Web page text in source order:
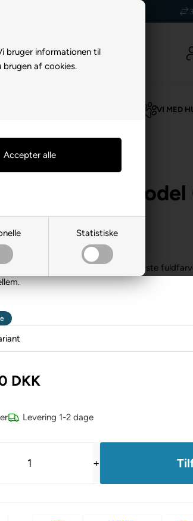
bruger informationen til
brugen af cookies.
Statistiske
VI MED
HUND/Halsbånd
Halsbånd Model
Green
designer hundehalsbånd i det blødeste
DKK
Levering 1-2 dage
+